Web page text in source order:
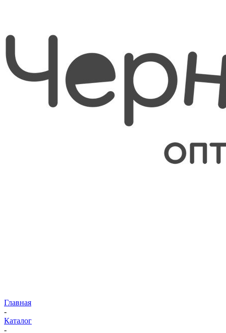
Главная
-
Каталог
-